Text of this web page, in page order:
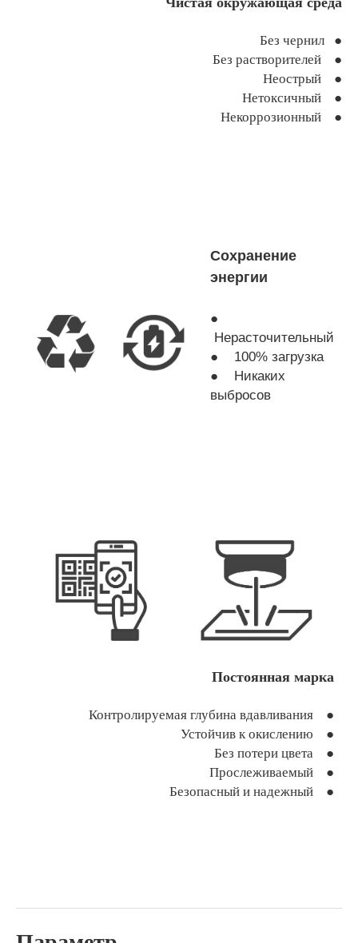
Без чернил ●
Без растворителей ●
Неострый ●
Нетоксичный ●
Некоррозионный ●
Сохранение
энергии
●
Нерасточительный
● 100% загрузка
● Никаких
выбросов
Постоянная марка
Контролируемая глубина вдавливания ●
Устойчив к окислению ●
Без потери цвета ●
Прослеживаемый ●
Безопасный и надежный ●